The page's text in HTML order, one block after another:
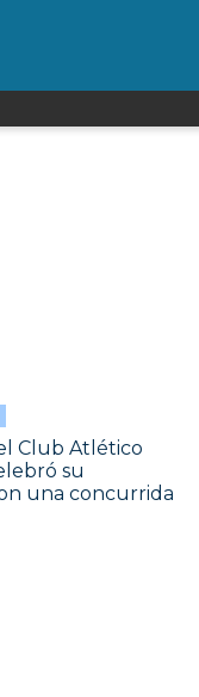
Club Atlético
su
una concurrida